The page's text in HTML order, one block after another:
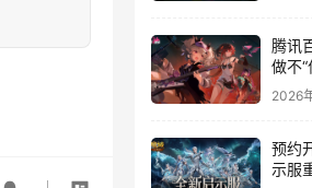
腾讯
做不
2026
预约
示服